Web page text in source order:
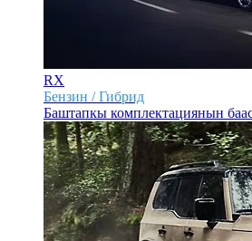
RX
Бензин / Гибрид
Баштапкы комплектациянын